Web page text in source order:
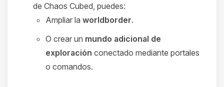
de Chaos Cubed, puedes:
Ampliar la worldborder.
O crear un mundo adicional de
exploración conectado mediante portales
o comandos.